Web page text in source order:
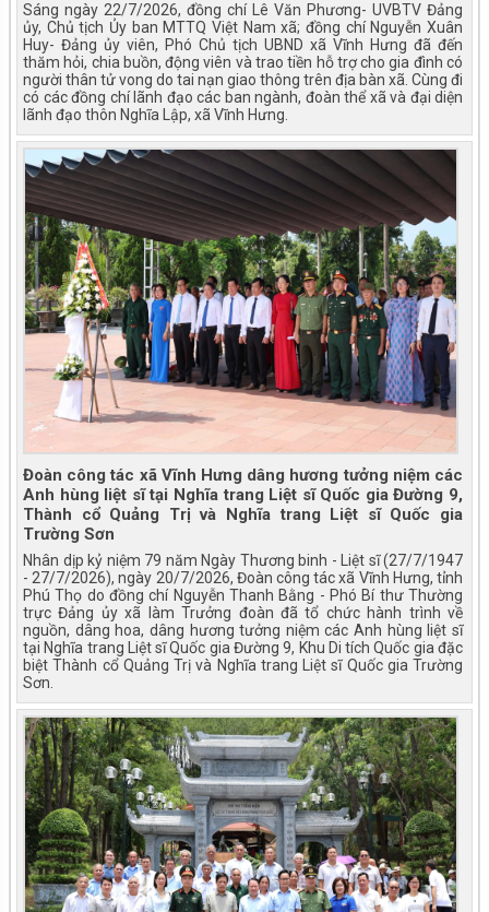
Sáng ngày 22/7/2026, đồng chí Lê Văn Phương- UVBTV Đảng
ủy, Chủ tịch Ủy ban MTTQ Việt Nam xã; đồng chí Nguyễn Xuân
Huy- Đảng ủy viên, Phó Chủ tịch UBND xã Vĩnh Hưng đã đến
thăm hỏi, chia buồn, động viên và trao tiền hỗ trợ cho gia đình có
người thân tử vong do tai nạn giao thông trên địa bàn xã. Cùng đi
có các đồng chí lãnh đạo các ban ngành, đoàn thể xã và đại diện
lãnh đạo thôn Nghĩa Lập, xã Vĩnh Hưng.
Đoàn công tác xã Vĩnh Hưng dâng hương tưởng niệm các
Anh hùng liệt sĩ tại Nghĩa trang Liệt sĩ Quốc gia Đường 9,
Thành cổ Quảng Trị và Nghĩa trang Liệt sĩ Quốc gia
Trường Sơn
Nhân dịp kỷ niệm 79 năm Ngày Thương binh - Liệt sĩ (27/7/1947
- 27/7/2026), ngày 20/7/2026, Đoàn công tác xã Vĩnh Hưng, tỉnh
Phú Thọ do đồng chí Nguyễn Thanh Bằng - Phó Bí thư Thường
trực Đảng ủy xã làm Trưởng đoàn đã tổ chức hành trình về
nguồn, dâng hoa, dâng hương tưởng niệm các Anh hùng liệt sĩ
tại Nghĩa trang Liệt sĩ Quốc gia Đường 9, Khu Di tích Quốc gia đặc
biệt Thành cổ Quảng Trị và Nghĩa trang Liệt sĩ Quốc gia Trường
Sơn.